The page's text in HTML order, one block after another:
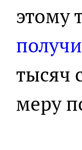
этому
тысяч
меру